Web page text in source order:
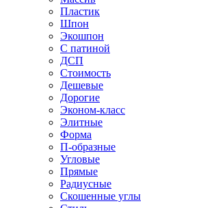
Пластик
Шпон
Экошпон
С патиной
ДСП
Стоимость
Дешевые
Дорогие
Эконом-класс
Элитные
Форма
П-образные
Угловые
Прямые
Радиусные
Скошенные углы